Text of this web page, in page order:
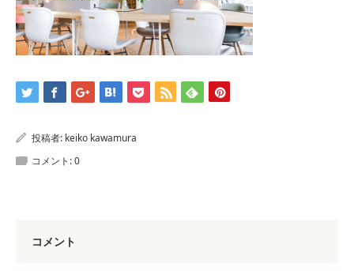
投稿者: keiko kawamura
コメント:0
コメント